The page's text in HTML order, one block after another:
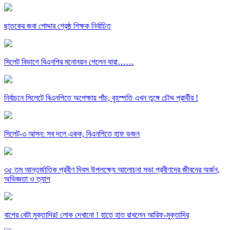
ছাতকের জবা পোদ্দার শ্রেষ্ঠ শিক্ষক নির্বাচিত
সিলেট বিভাগে বিএনপির মনোনয়ন পেলেন যারা……
নির্বাচনে সিলেটে বিএনপিতে অপেক্ষায় পাঁচ, বৃহস্পতি এখন তুঙ্গে চৌদ্দ প্রার্থীর !
সিলেট-৩ আসন: সব দলে একক, বিএনপিতে হাফ ডজন
৩৫ তম আন্তর্জাতিক প্রবীণ দিবস উপলক্ষ্যে আলোচনা সভা প্রবীণদের জীবনের অর্জন,
অভিজ্ঞতা ও ত্যাগ
বাপের বেটা মুক্তাদির! লোক দেখানো ! হাতে হাত রাখলেন আরিফ-মুক্তাদির